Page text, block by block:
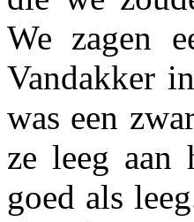
We zagen
Vandakker
was een
ze leeg aan
goed als